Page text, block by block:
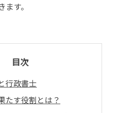
す。
目次
行政書士
たす役割とは？